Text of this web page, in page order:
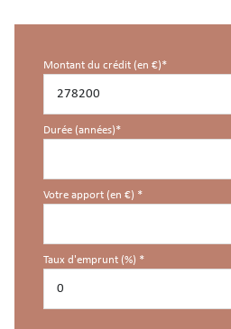
Montant du crédit (en €)*
Durée (années)*
Votre apport (en €) *
Taux d'emprunt (%) *